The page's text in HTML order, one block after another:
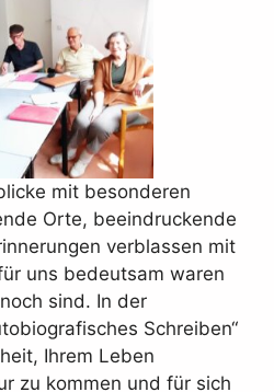
mit besonderen
Orte, beeindruckende
verblassen mit
uns bedeutsam waren
sind. In der
Schreiben“
Ihrem Leben
zu kommen und für sich